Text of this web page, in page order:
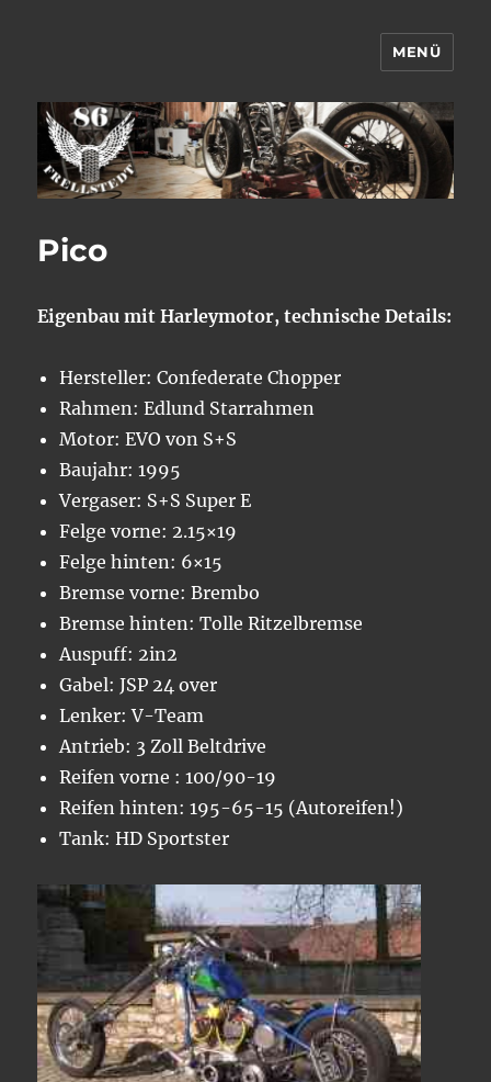
MENÜ
Pico
Eigenbau mit Harleymotor, technische Details:
Hersteller: Confederate Chopper
Rahmen: Edlund Starrahmen
Motor: EVO von S+S
Baujahr: 1995
Vergaser: S+S Super E
Felge vorne: 2.15×19
Felge hinten: 6×15
Bremse vorne: Brembo
Bremse hinten: Tolle Ritzelbremse
Auspuff: 2in2
Gabel: JSP 24 over
Lenker: V-Team
Antrieb: 3 Zoll Beltdrive
Reifen vorne : 100/90-19
Reifen hinten: 195-65-15 (Autoreifen!)
Tank: HD Sportster